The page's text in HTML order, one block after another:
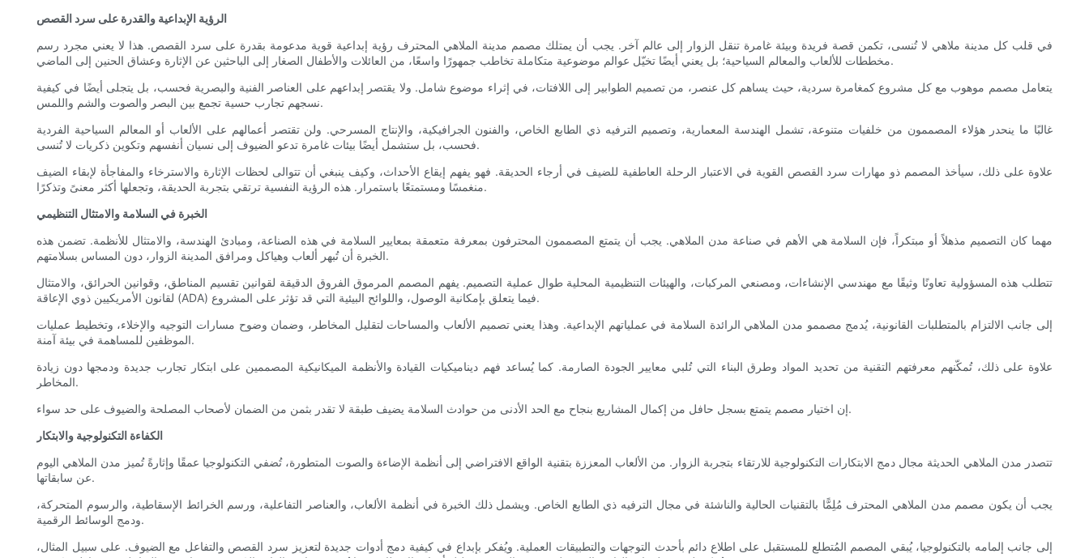
الرؤية الإبداعية والقدرة على سرد القصص
في قلب كل مدينة ملاهي لا تُنسى، تكمن قصة فريدة وبيئة غامرة تنقل الزوار إلى عالم آخر. يجب أن يمتلك مصمم مدينة الملاهي المحترف رؤية إبداعية قوية مدعومة بقدرة على سرد القصص. هذا لا يعني مجرد رسم
مخططات للألعاب والمعالم السياحية؛ بل يعني أيضًا تخيّل عوالم موضوعية متكاملة تخاطب جمهورًا واسعًا، من العائلات والأطفال الصغار إلى الباحثين عن الإثارة وعشاق الحنين إلى الماضي.
يتعامل مصمم موهوب مع كل مشروع كمغامرة سردية، حيث يساهم كل عنصر، من تصميم الطوابير إلى اللافتات، في إثراء موضوع شامل. ولا يقتصر إبداعهم على العناصر الفنية والبصرية فحسب، بل يتجلى أيضًا في كيفية
نسجهم تجارب حسية تجمع بين البصر والصوت والشم واللمس.
غالبًا ما ينحدر هؤلاء المصممون من خلفيات متنوعة، تشمل الهندسة المعمارية، وتصميم الترفيه ذي الطابع الخاص، والفنون الجرافيكية، والإنتاج المسرحي. ولن تقتصر أعمالهم على الألعاب أو المعالم السياحية الفردية
فحسب، بل ستشمل أيضًا بيئات غامرة تدعو الضيوف إلى نسيان أنفسهم وتكوين ذكريات لا تُنسى.
علاوة على ذلك، سيأخذ المصمم ذو مهارات سرد القصص القوية في الاعتبار الرحلة العاطفية للضيف في أرجاء الحديقة. فهو يفهم إيقاع الأحداث، وكيف ينبغي أن تتوالى لحظات الإثارة والاسترخاء والمفاجأة لإبقاء الضيف
منغمسًا ومستمتعًا باستمرار. هذه الرؤية النفسية ترتقي بتجربة الحديقة، وتجعلها أكثر معنىً وتذكرًا.
الخبرة في السلامة والامتثال التنظيمي
مهما كان التصميم مذهلاً أو مبتكراً، فإن السلامة هي الأهم في صناعة مدن الملاهي. يجب أن يتمتع المصممون المحترفون بمعرفة متعمقة بمعايير السلامة في هذه الصناعة، ومبادئ الهندسة، والامتثال للأنظمة. تضمن هذه
الخبرة أن تُبهر ألعاب وهياكل ومرافق المدينة الزوار، دون المساس بسلامتهم.
تتطلب هذه المسؤولية تعاونًا وثيقًا مع مهندسي الإنشاءات، ومصنعي المركبات، والهيئات التنظيمية المحلية طوال عملية التصميم. يفهم المصمم المرموق الفروق الدقيقة لقوانين تقسيم المناطق، وقوانين الحرائق، والامتثال
لقانون الأمريكيين ذوي الإعاقة (ADA) فيما يتعلق بإمكانية الوصول، واللوائح البيئية التي قد تؤثر على المشروع.
إلى جانب الالتزام بالمتطلبات القانونية، يُدمج مصممو مدن الملاهي الرائدة السلامة في عملياتهم الإبداعية. وهذا يعني تصميم الألعاب والمساحات لتقليل المخاطر، وضمان وضوح مسارات التوجيه والإخلاء، وتخطيط عمليات
الموظفين للمساهمة في بيئة آمنة.
علاوة على ذلك، تُمكّنهم معرفتهم التقنية من تحديد المواد وطرق البناء التي تُلبي معايير الجودة الصارمة. كما يُساعد فهم ديناميكيات القيادة والأنظمة الميكانيكية المصممين على ابتكار تجارب جديدة ودمجها دون زيادة
المخاطر.
إن اختيار مصمم يتمتع بسجل حافل من إكمال المشاريع بنجاح مع الحد الأدنى من حوادث السلامة يضيف طبقة لا تقدر بثمن من الضمان لأصحاب المصلحة والضيوف على حد سواء.
الكفاءة التكنولوجية والابتكار
تتصدر مدن الملاهي الحديثة مجال دمج الابتكارات التكنولوجية للارتقاء بتجربة الزوار. من الألعاب المعززة بتقنية الواقع الافتراضي إلى أنظمة الإضاءة والصوت المتطورة، تُضفي التكنولوجيا عمقًا وإثارةً تُميز مدن الملاهي اليوم
عن سابقاتها.
يجب أن يكون مصمم مدن الملاهي المحترف مُلِمًّا بالتقنيات الحالية والناشئة في مجال الترفيه ذي الطابع الخاص. ويشمل ذلك الخبرة في أنظمة الألعاب، والعناصر التفاعلية، ورسم الخرائط الإسقاطية، والرسوم المتحركة،
ودمج الوسائط الرقمية.
إلى جانب إلمامه بالتكنولوجيا، يُبقي المصمم المُتطلع للمستقبل على اطلاع دائم بأحدث التوجهات والتطبيقات العملية. ويُفكر بإبداع في كيفية دمج أدوات جديدة لتعزيز سرد القصص والتفاعل مع الضيوف. على سبيل المثال،